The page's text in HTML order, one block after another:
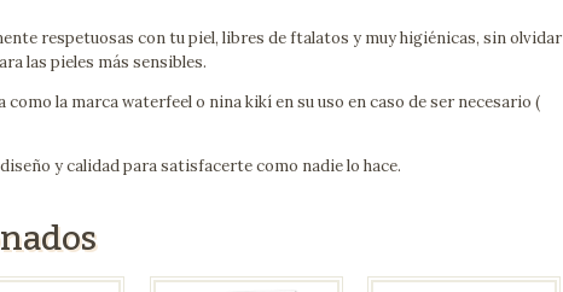
respetuosas con tu piel, libres de ftalatos y muy higiénicas, sin olvidar
las pieles más sensibles.
como la marca waterfeel o nina kikí en su uso en caso de ser necesario (
y calidad para satisfacerte como nadie lo hace.